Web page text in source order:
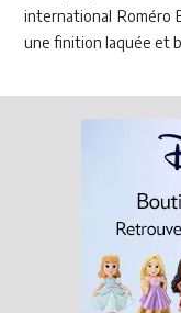
international Roméro
une finition laquée et